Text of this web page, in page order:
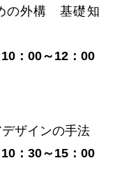
の外構 基礎知
：00～12：00
ザインの手法
：30～15：00